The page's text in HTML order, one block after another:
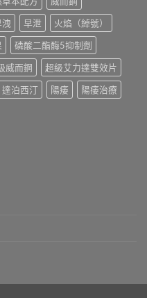
早泄
火焰（綽號）
磷酸二酯酶5抑制劑
威而鋼
超級艾力達雙效片
達泊西汀 陽痿
陽痿治療